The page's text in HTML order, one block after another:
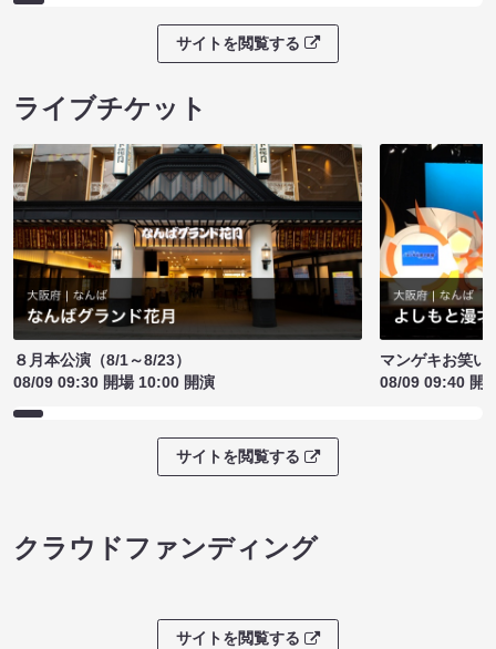
サイトを閲覧する
ライブチケット
８月本公演（8/1～8/23）
08/09 09:30 開場 10:00 開演
マンゲキお笑い
08/09 09:40 開
サイトを閲覧する
クラウドファンディング
サイトを閲覧する